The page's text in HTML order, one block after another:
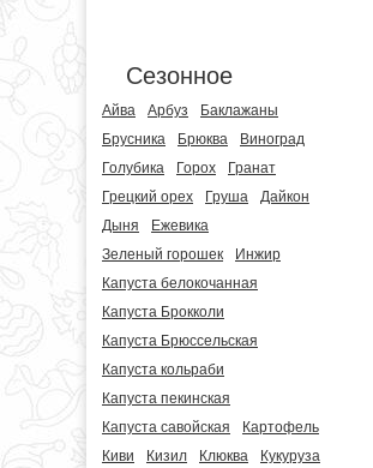
Сезонное
Айва Арбуз
Баклажаны
Брусника
Брюква
Виноград
Голубика
Горох
Гранат
Грецкий орех
Груша
Дайкон
Дыня
Ежевика
Зеленый горошек
Инжир
Капуста белокочанная
Капуста Брокколи
Капуста Брюссельская
Капуста кольраби
Капуста пекинская
Капуста савойская
Картофель
Киви
Кизил Клюква
Кукуруза